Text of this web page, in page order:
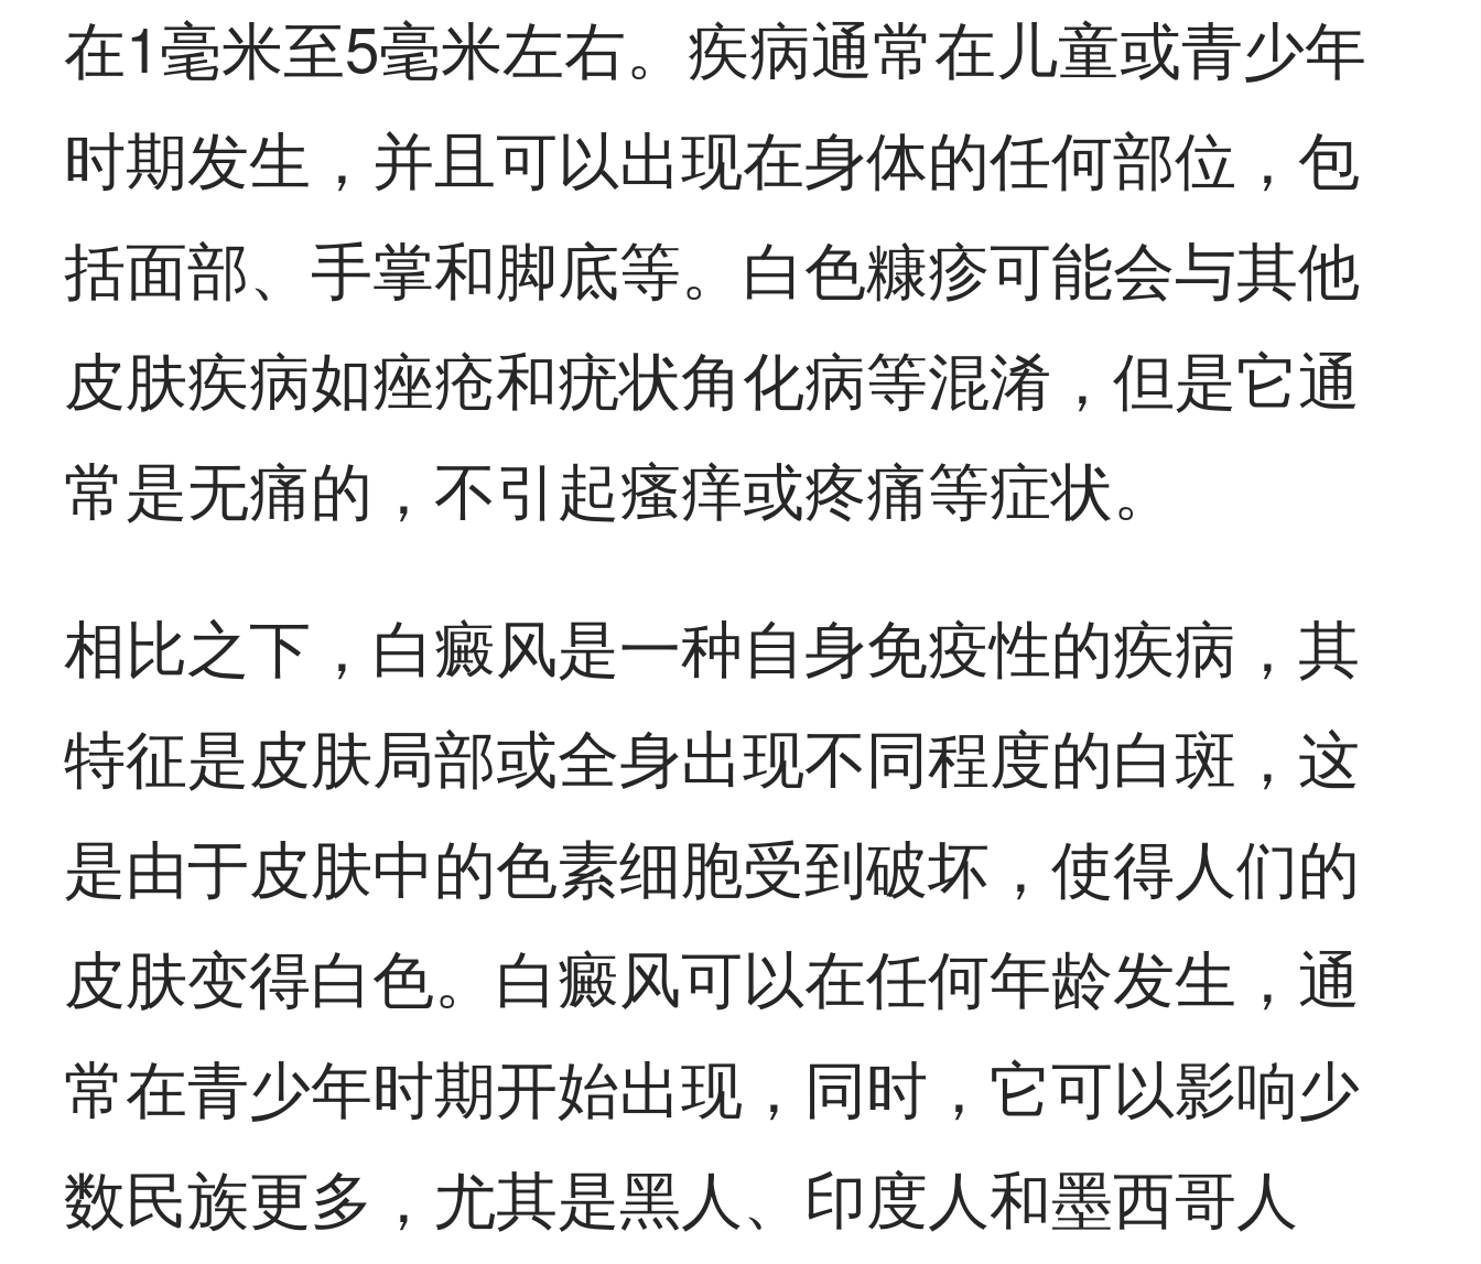
在1毫米至5毫米左右。疾病通常在儿童或青少年
时期发生，并且可以出现在身体的任何部位，包
括面部、手掌和脚底等。白色糠疹可能会与其他
皮肤疾病如痤疮和疣状角化病等混淆，但是它通
常是无痛的，不引起瘙痒或疼痛等症状。
相比之下，白癜风是一种自身免疫性的疾病，其
特征是皮肤局部或全身出现不同程度的白斑，这
是由于皮肤中的色素细胞受到破坏，使得人们的
皮肤变得白色。白癜风可以在任何年龄发生，通
常在青少年时期开始出现，同时，它可以影响少
数民族更多，尤其是黑人、印度人和墨西哥人